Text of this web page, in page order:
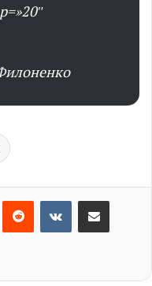
RedditVKontakte
Share via Email